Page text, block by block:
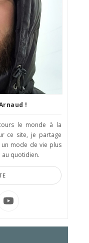
!
le monde à la
ce site, je partage
mode de vie plus
quotidien.